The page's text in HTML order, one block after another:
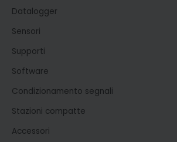
Datalogger
Sensori
Supporti
Software
Condizionamento segnali
Stazioni compatte
Accessori